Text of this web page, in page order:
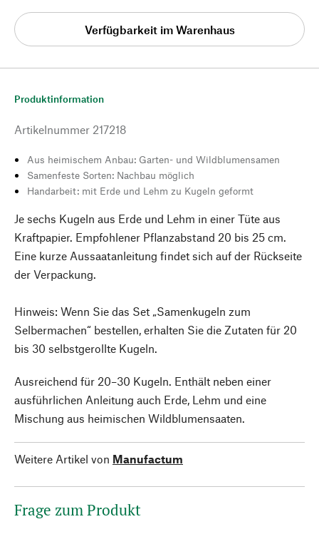
Verfügbarkeit im Warenhaus
Produktinformation
Artikelnummer 217218
Aus heimischem Anbau: Garten- und Wildblumensamen
Samenfeste Sorten: Nachbau möglich
Handarbeit: mit Erde und Lehm zu Kugeln geformt
Je sechs Kugeln aus Erde und Lehm in einer Tüte aus
Kraftpapier. Empfohlener Pflanzabstand 20 bis 25 cm.
Eine kurze Aussaatanleitung findet sich auf der Rückseite
der Verpackung.
Hinweis: Wenn Sie das Set „Samenkugeln zum
Selbermachen“ bestellen, erhalten Sie die Zutaten für 20
bis 30 selbstgerollte Kugeln.
Ausreichend für 20–30 Kugeln. Enthält neben einer
ausführlichen Anleitung auch Erde, Lehm und eine
Mischung aus heimischen Wildblumensaaten.
Weitere Artikel von Manufactum
Frage zum Produkt